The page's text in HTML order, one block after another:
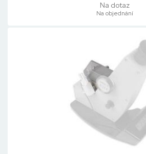
Na dotaz
Na objednání